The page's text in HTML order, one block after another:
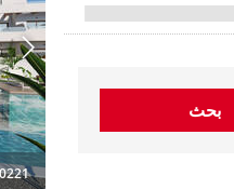
9
بحث